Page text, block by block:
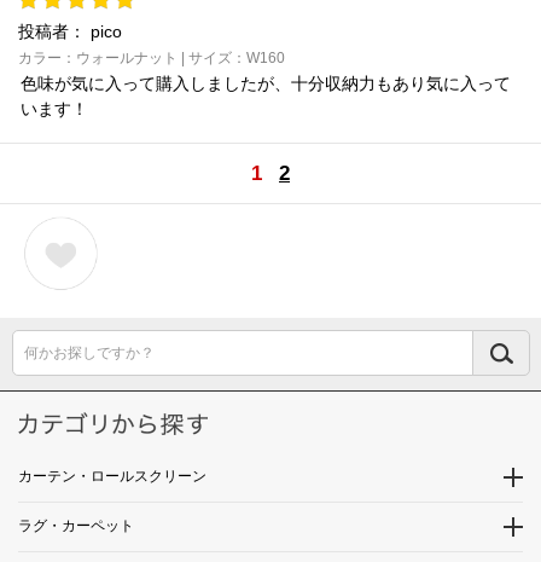
投稿者： pico
カラー：ウォールナット | サイズ：W160
色味が気に入って購入しましたが、十分収納力もあり気に入って
います！
1 2
何かお探しですか？
カーテン・ロールスクリーン
ラグ・カーペット